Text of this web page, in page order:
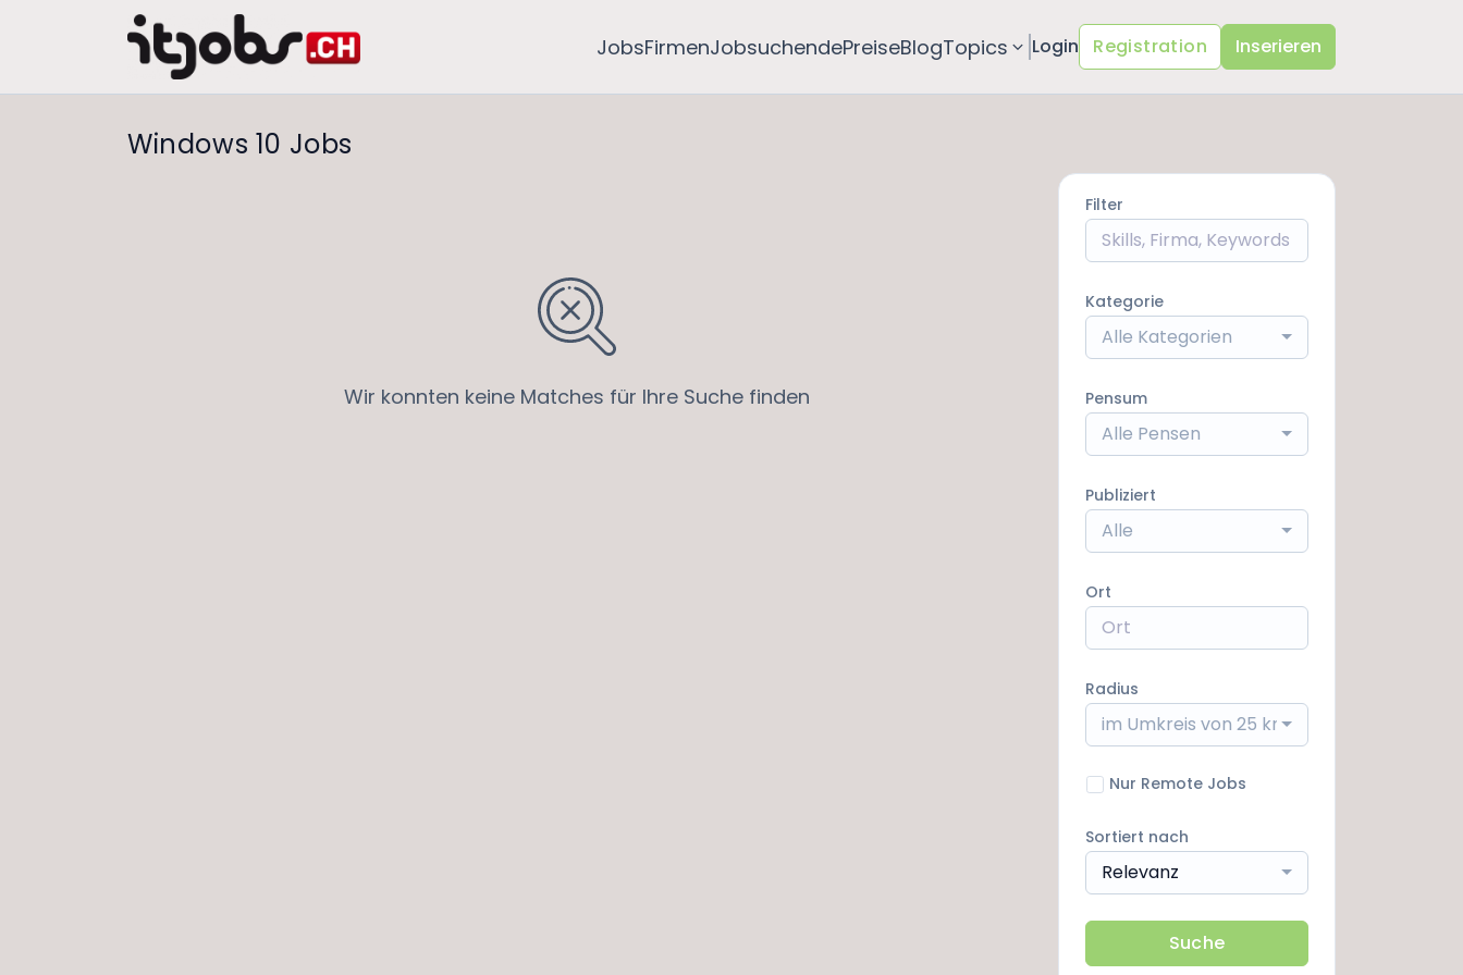
JobsFirmenJobsuchendePreiseBlogTopics Login Registration Inserieren
Windows 10 Jobs
Wir konnten keine Matches für Ihre Suche finden
Filter
Kategorie
Alle Kategorien
Pensum
Alle Pensen
Publiziert
Alle
Ort
Radius
im Umkreis von 25 km
Nur Remote Jobs
Sortiert nach
Relevanz
Suche